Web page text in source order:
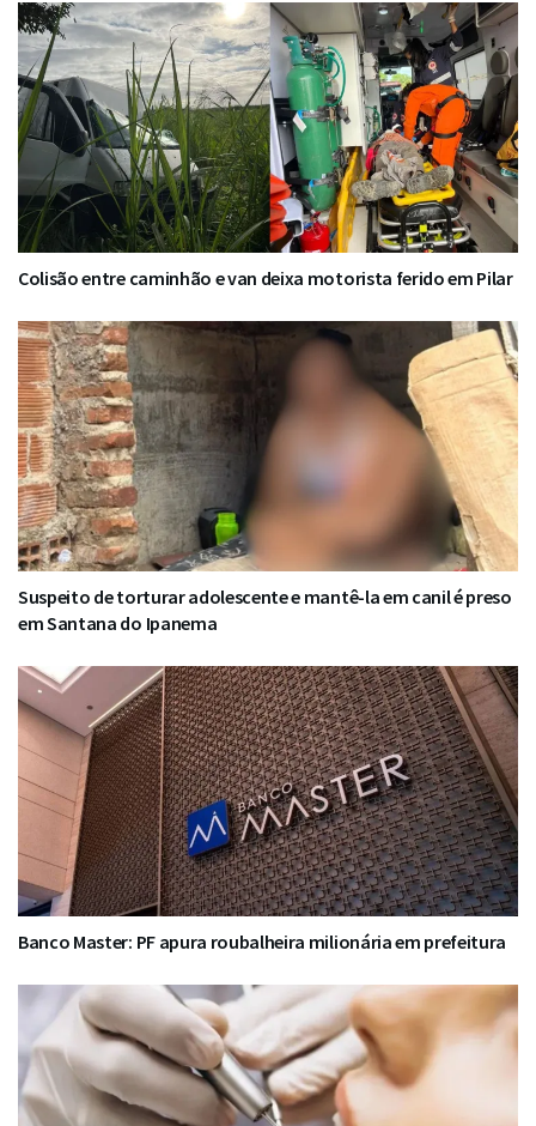
Colisão entre caminhão e van deixa motorista ferido em Pilar
Suspeito de torturar adolescente e mantê-la em canil é preso
em Santana do Ipanema
Banco Master: PF apura roubalheira milionária em prefeitura